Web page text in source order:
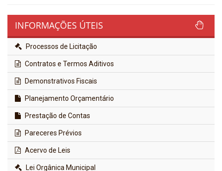
INFORMAÇÕES ÚTEIS
Processos de Licitação
Contratos e Termos Aditivos
Demonstrativos Fiscais
Planejamento Orçamentário
Prestação de Contas
Pareceres Prévios
Acervo de Leis
Lei Orgânica Municipal